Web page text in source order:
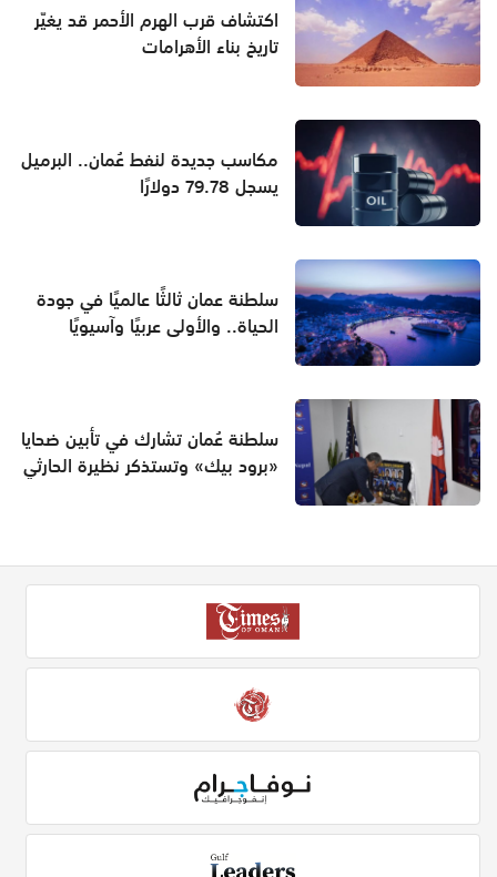
اكتشاف قرب الهرم الأحمر قد يغيّر
تاريخ بناء الأهرامات
مكاسب جديدة لنفط عُمان.. البرميل
يسجل 79.78 دولارًا
سلطنة عمان ثالثًا عالميًا في جودة
الحياة.. والأولى عربيًا وآسيويًا
سلطنة عُمان تشارك في تأبين ضحايا
«برود بيك» وتستذكر نظيرة الحارثي